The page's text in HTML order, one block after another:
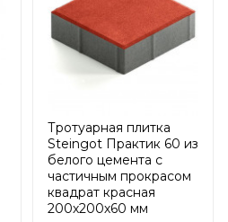
Тротуарная плитка
Steingot Практик 60 из
белого цемента с
частичным прокрасом
квадрат красная
200х200х60 мм